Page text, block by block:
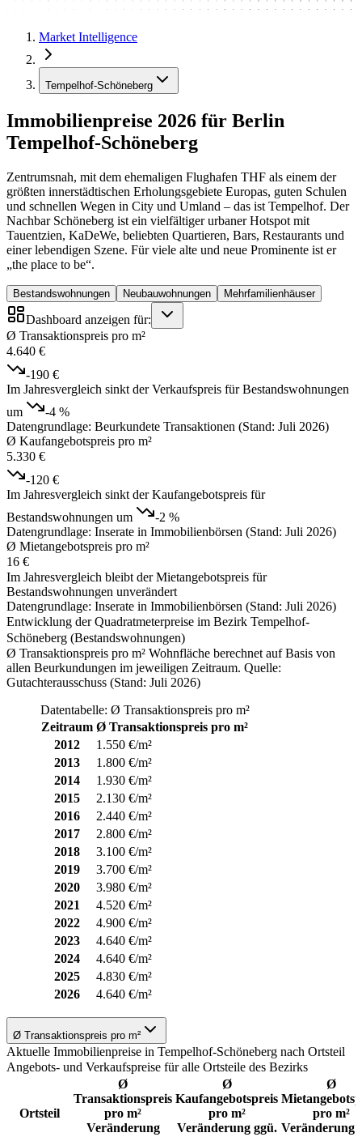
Market Intelligence
Tempelhof-Schöneberg
Immobilienpreise 2026 für Berlin
Tempelhof-Schöneberg
Zentrumsnah, mit dem ehemaligen Flughafen THF als einem der
größten innerstädtischen Erholungsgebiete Europas, guten Schulen
und schnellen Wegen in City und Umland – das ist Tempelhof. Der
Nachbar Schöneberg ist ein vielfältiger urbaner Hotspot mit
Tauentzien, KaDeWe, beliebten Quartieren, Bars, Restaurants und
einer lebendigen Szene. Für viele alte und neue Prominente ist er
„the place to be“.
Bestandswohnungen Neubauwohnungen Mehrfamilienhäuser
Dashboard anzeigen für:
Ø Transaktionspreis pro m²
4.640 €
-190 €
Im Jahresvergleich sinkt der Verkaufspreis für Bestandswohnungen
um
-4 %
Datengrundlage: Beurkundete Transaktionen (Stand: Juli 2026)
Ø Kaufangebotspreis pro m²
5.330 €
-120 €
Im Jahresvergleich sinkt der Kaufangebotspreis für
Bestandswohnungen um
-2 %
Datengrundlage: Inserate in Immobilienbörsen (Stand: Juli 2026)
Ø Mietangebotspreis pro m²
16 €
Im Jahresvergleich bleibt der Mietangebotspreis für
Bestandswohnungen unverändert
Datengrundlage: Inserate in Immobilienbörsen (Stand: Juli 2026)
Entwicklung der Quadratmeterpreise im Bezirk Tempelhof-
Schöneberg (Bestandswohnungen)
Ø Transaktionspreis pro m² Wohnfläche berechnet auf Basis von
allen Beurkundungen im jeweiligen Zeitraum. Quelle:
Gutachterausschuss (Stand: Juli 2026)
Datentabelle: Ø Transaktionspreis pro m²
Zeitraum Ø Transaktionspreis pro m²
2012
1.550 €/m²
2013
1.800 €/m²
2014
1.930 €/m²
2015
2.130 €/m²
2016
2.440 €/m²
2017
2.800 €/m²
2018
3.100 €/m²
2019
3.700 €/m²
2020
3.980 €/m²
2021
4.520 €/m²
2022
4.900 €/m²
2023
4.640 €/m²
2024
4.640 €/m²
2025
4.830 €/m²
2026
4.640 €/m²
Ø Transaktionspreis pro m²
Aktuelle Immobilienpreise in Tempelhof-Schöneberg nach Ortsteil
Angebots- und Verkaufspreise für alle Ortsteile des Bezirks
Ortsteil
Ø
Transaktionspreis
pro m²
Veränderung
Ø
Kaufangebotspreis
pro m²
Veränderung ggü.
Ø
pro m²
Veränderung